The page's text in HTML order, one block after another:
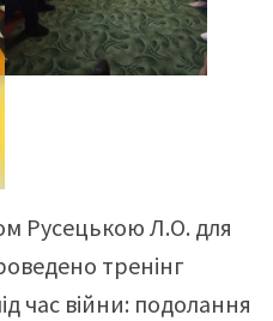
Русецькою Л.О. для
тренінг
час війни: подолання